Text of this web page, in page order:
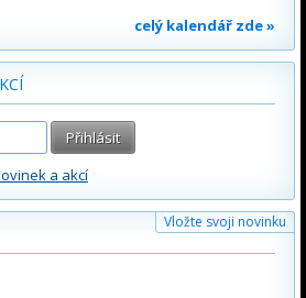
celý kalendář zde »
a akcí
Vložte svoji novinku